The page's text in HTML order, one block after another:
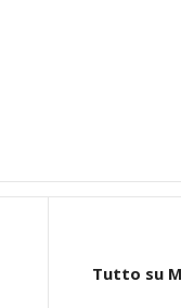
Tutto su